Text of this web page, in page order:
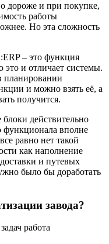
дороже и при покупке,
работы
Но эта сложность
– это функция
и отличает системы.
планировании
и можно взять её, а
получится.
действительно
функционала вполне
равно нет такой
как наполнение
и путевых
было бы доработать
завода?
работа